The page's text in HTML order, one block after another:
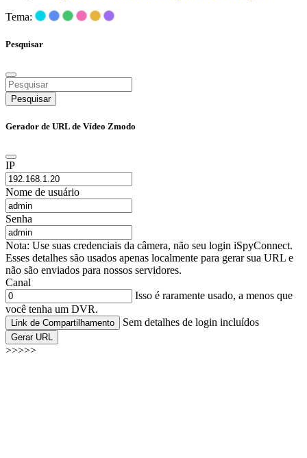
Tema:
Pesquisar
Pesquisar
Gerador de URL de Vídeo Zmodo
IP
Nome de usuário
Senha
Nota: Use suas credenciais da câmera, não seu login iSpyConnect.
Esses detalhes são usados apenas localmente para gerar sua URL e
não são enviados para nossos servidores.
Canal
Isso é raramente usado, a menos que
você tenha um DVR.
Link de Compartilhamento Sem detalhes de login incluídos
Gerar URL
>>>>>